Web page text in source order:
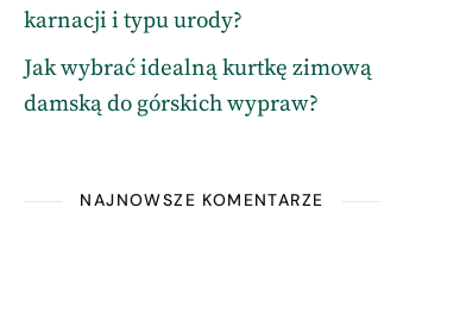
karnacji i typu urody?
Jak wybrać idealną kurtkę zimową
damską do górskich wypraw?
NAJNOWSZE KOMENTARZE